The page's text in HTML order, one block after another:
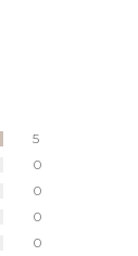
5
0
0
0
0